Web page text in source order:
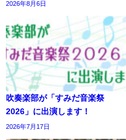
2026年8月6日
吹奏楽部が「すみだ音楽祭
2026」に出演します！
2026年7月17日